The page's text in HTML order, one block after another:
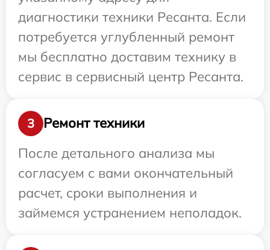
диагностики техники Ресанта. Если
потребуется углубленный ремонт
мы бесплатно доставим технику в
сервис в сервисный центр Ресанта.
3
Ремонт техники
После детального анализа мы
согласуем с вами окончательный
расчет, сроки выполнения и
займемся устранением неполадок.